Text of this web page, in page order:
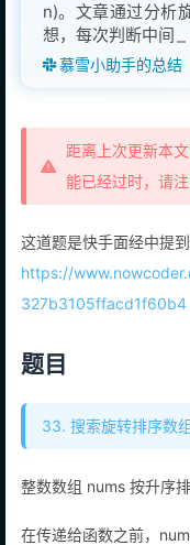
n)。文章通过分析
想，每次判断中间
慕雪小助手的总结
距离上次更新本
能已经过时，请注
这道题是快手面经中提到
https://
327b3105ffacd1f60b4
题目
33. 搜索旋转排序数
整数数组 nums 按升序
在传递给函数之前，